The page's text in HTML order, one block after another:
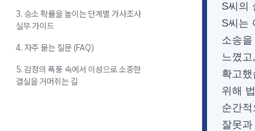
S씨의
S씨는
소송
느꼈
확고
위해
순간
잘못
3. 승소 확률을 높이는 단계별 가사조사
실무 가이드
4. 자주 묻는 질문 (FAQ)
5. 감정의 폭풍 속에서 이성으로 소중한
결실을 거머쥐는 길